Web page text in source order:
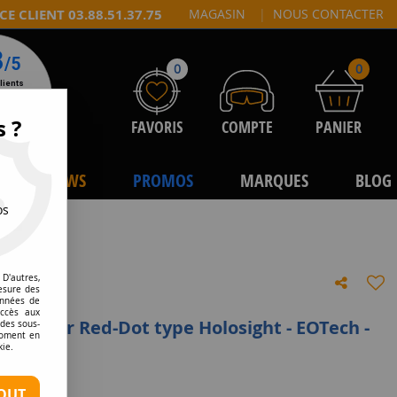
CLIENT 03.88.51.37.75 MAGASIN | NOUS CONTACTER
0
FAVORIS COMPTE
0
PANIER
NEWS PROMOS MARQUES BLOG
viseur Red-Dot type Holosight - EOTech -
avis !
?
des
de
aux
sous-
en